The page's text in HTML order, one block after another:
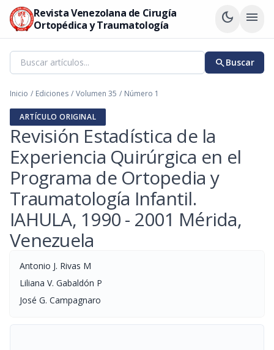
Revista Venezolana de Cirugía
Ortopédica y Traumatología
dark_mode menu
searchBuscar
Inicio / Ediciones / Volumen 35 / Número 1
ARTÍCULO ORIGINAL
Revisión Estadística de la
Experiencia Quirúrgica en el
Programa de Ortopedia y
Traumatología Infantil.
IAHULA, 1990 - 2001 Mérida,
Venezuela
Antonio J. Rivas M
Liliana V. Gabaldón P
José G. Campagnaro